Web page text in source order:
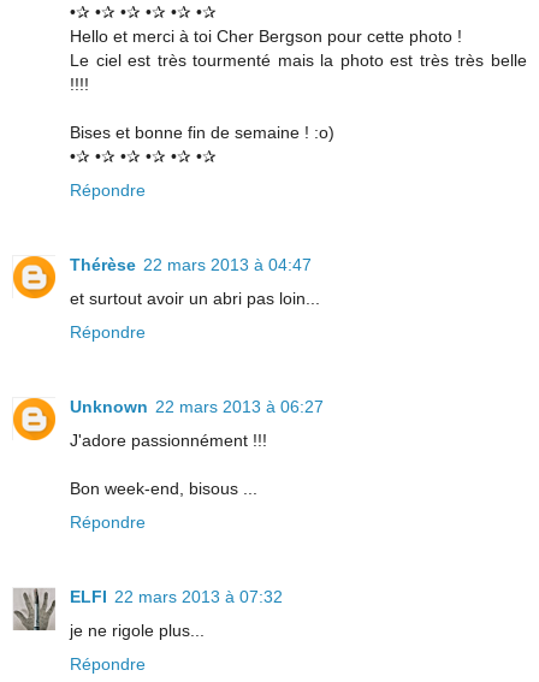
•✰ •✰ •✰ •✰ •✰ •✰
Hello et merci à toi Cher Bergson pour cette photo !
Le ciel est très tourmenté mais la photo est très très belle
!!!!
Bises et bonne fin de semaine ! :o)
•✰ •✰ •✰ •✰ •✰ •✰
Répondre
Thérèse 22 mars 2013 à 04:47
et surtout avoir un abri pas loin...
Répondre
Unknown 22 mars 2013 à 06:27
J'adore passionnément !!!
Bon week-end, bisous ...
Répondre
ELFI 22 mars 2013 à 07:32
je ne rigole plus...
Répondre